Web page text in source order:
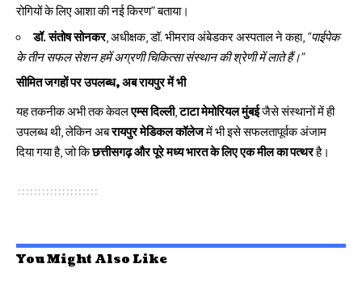
रोगियों के लिए आशा की नई किरण” बताया।
डॉ. संतोष सोनकर, अधीक्षक, डॉ. भीमराव अंबेडकर अस्पताल ने कहा, “पाईपेक
के तीन सफल सेशन हमें अग्रणी चिकित्सा संस्थान की श्रेणी में लाते हैं।”
सीमित जगहों पर उपलब्ध, अब रायपुर में भी
यह तकनीक अभी तक केवलएम्स दिल्ली,टाटा मेमोरियल मुंबईजैसे संस्थानों में ही
उपलब्ध थी, लेकिन अबरायपुर मेडिकल कॉलेजमें भी इसे सफलतापूर्वक अंजाम
दिया गया है, जो किछत्तीसगढ़ और पूरे मध्य भारत के लिए एक मील का पत्थरहै।
You Might Also Like